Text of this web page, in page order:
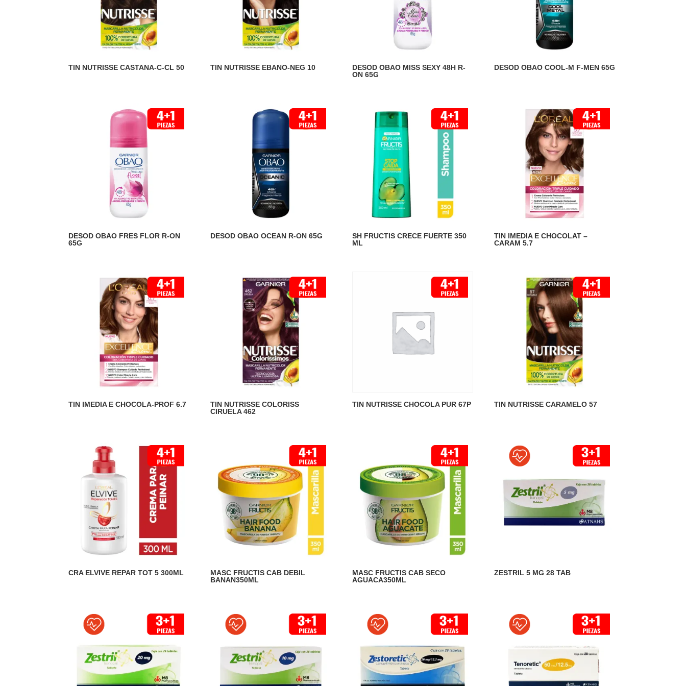
TIN NUTRISSE CASTANA-C-CL 50 TIN NUTRISSE EBANO-NEG 10
DESOD OBAO MISS SEXY 48H R-
ON 65G
DESOD OBAO COOL-M F-MEN 65G
DESOD OBAO FRES FLOR R-ON
65G
DESOD OBAO OCEAN R-ON 65G
SH FRUCTIS CRECE FUERTE 350
ML
TIN IMEDIA E CHOCOLAT –
CARAM 5.7
TIN IMEDIA E CHOCOLA-PROF 6.7
TIN NUTRISSE COLORISS
CIRUELA 462
TIN NUTRISSE CHOCOLA PUR 67P TIN NUTRISSE CARAMELO 57
CRA ELVIVE REPAR TOT 5 300ML
MASC FRUCTIS CAB DEBIL
BANAN350ML
MASC FRUCTIS CAB SECO
AGUACA350ML
ZESTRIL 5 MG 28 TAB